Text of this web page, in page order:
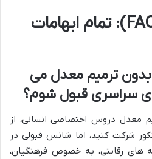
سوالات متداول (FAQ): تمام ابهامات
بدون ترمیم معدل می
سراسری قبول شوم؟
معدل دروس اختصاصی انسانی، از
شرکت کنید، اما شانس قبولی در
های رقابتی، به خصوص فرهنگیان،